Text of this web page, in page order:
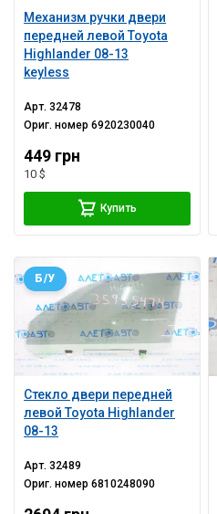
Механизм ручки двери
передней левой Toyota
Highlander 08-13
keyless
Арт.32478
Ориг. номер6920230040
449 грн
10 $
Купить
Стекло двери передней
левой Toyota Highlander
08-13
Б/У
Арт.32489
Ориг. номер6810248090